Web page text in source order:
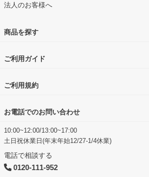
法人のお客様へ
商品を探す
ご利用ガイド
ご利用規約
お電話でのお問い合わせ
10:00~12:00/13:00~17:00
土日祝休業日(年末年始12/27-1/4休業)
電話で相談する
0120-111-952